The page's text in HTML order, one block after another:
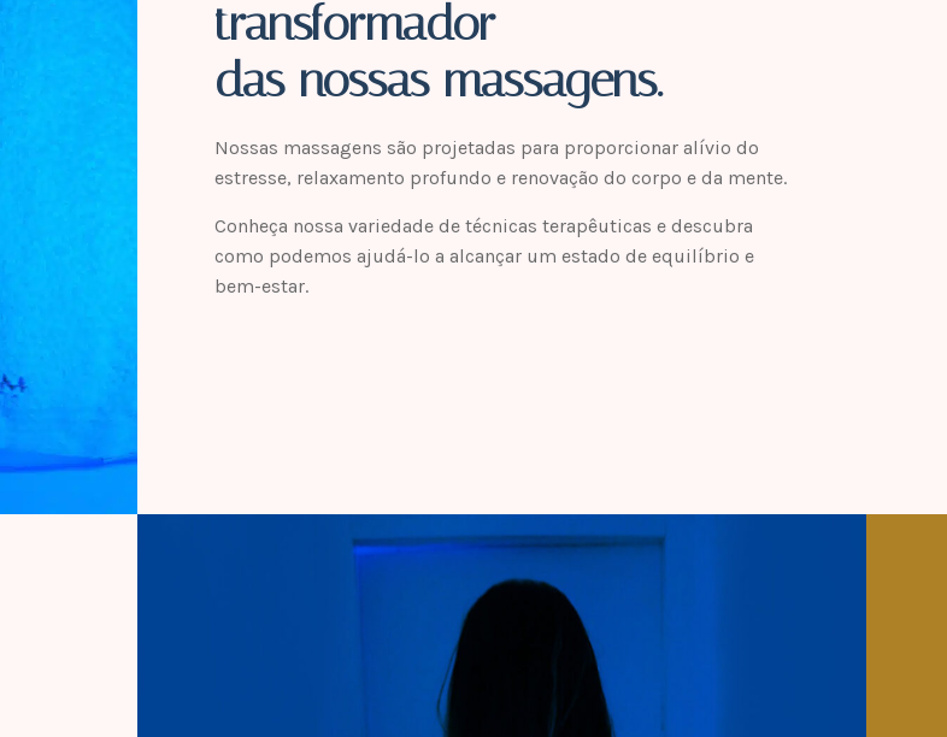
transformador
das nossas massagens.
Nossas massagens são projetadas para proporcionar alívio do
estresse, relaxamento profundo e renovação do corpo e da mente.
Conheça nossa variedade de técnicas terapêuticas e descubra
como podemos ajudá-lo a alcançar um estado de equilíbrio e
bem-estar.